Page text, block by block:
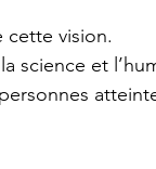
cette vision.
science et